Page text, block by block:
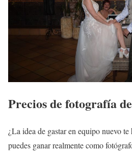
Precios de fotografía
¿La idea de gastar en equipo nuevo
puedes ganar realmente como